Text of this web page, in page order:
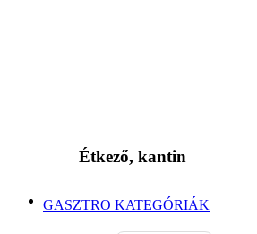
Étkező, kantin
GASZTRO KATEGÓRIÁK